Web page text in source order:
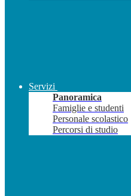
Servizi
Panoramica
Famiglie e studenti
Personale scolastico
Percorsi di studio